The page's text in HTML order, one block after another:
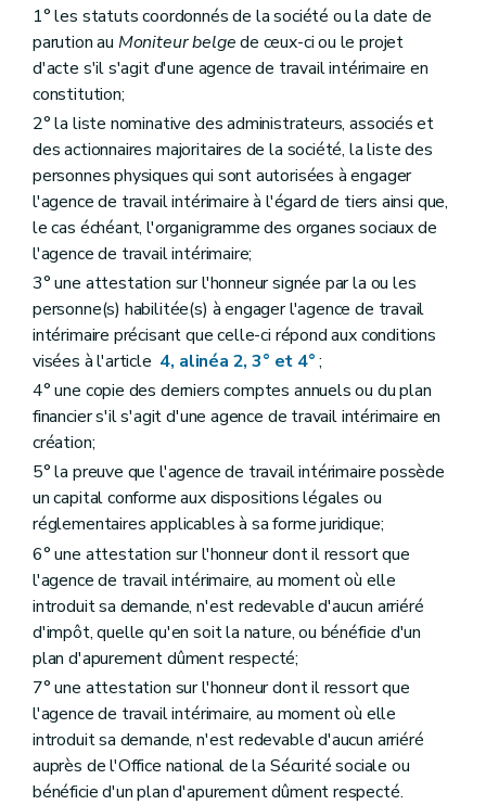
1° les statuts coordonnés de la société ou la date de
parution au Moniteur belgede ceux-ci ou le projet
d'acte s'il s'agit d'une agence de travail intérimaire en
constitution;
2° la liste nominative des administrateurs, associés et
des actionnaires majoritaires de la société, la liste des
personnes physiques qui sont autorisées à engager
l'agence de travail intérimaire à l'égard de tiers ainsi que,
le cas échéant, l'organigramme des organes sociaux de
l'agence de travail intérimaire;
3° une attestation sur l'honneur signée par la ou les
personne(s) habilitée(s) à engager l'agence de travail
intérimaire précisant que celle-ci répond aux conditions
visées à l'article 4, alinéa 2, 3° et 4°;
4° une copie des derniers comptes annuels ou du plan
financier s'il s'agit d'une agence de travail intérimaire en
création;
5° la preuve que l'agence de travail intérimaire possède
un capital conforme aux dispositions légales ou
réglementaires applicables à sa forme juridique;
6° une attestation sur l'honneur dont il ressort que
l'agence de travail intérimaire, au moment où elle
introduit sa demande, n'est redevable d'aucun arriéré
d'impôt, quelle qu'en soit la nature, ou bénéficie d'un
plan d'apurement dûment respecté;
7° une attestation sur l'honneur dont il ressort que
l'agence de travail intérimaire, au moment où elle
introduit sa demande, n'est redevable d'aucun arriéré
auprès de l'Office national de la Sécurité sociale ou
bénéficie d'un plan d'apurement dûment respecté.